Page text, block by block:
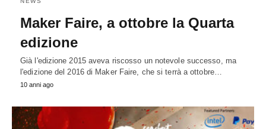
Maker Faire, a ottobre la Quarta
edizione
Già l'edizione 2015 aveva riscosso un notevole successo, ma
l'edizione del 2016 di Maker Faire, che si terrà a ottobre…
10 anni ago